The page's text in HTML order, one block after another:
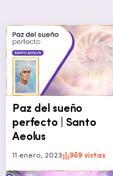
Paz del sueño
perfecto | Santo
Aeolus
11 enero, 2023 969 vistas